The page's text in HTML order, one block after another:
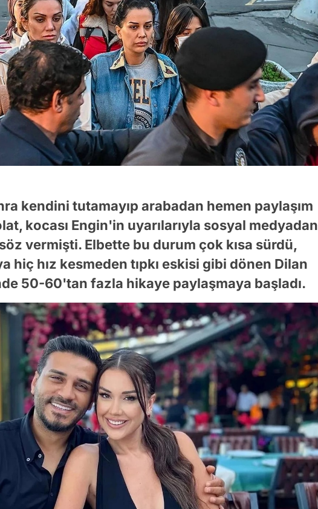
kendini tutamayıp arabadan hemen paylaşım
kocası Engin'in uyarılarıyla sosyal medyadan
vermişti. Elbette bu durum çok kısa sürdü,
hiç hız kesmeden tıpkı eskisi gibi dönen Dilan
50-60'tan fazla hikaye paylaşmaya başladı.